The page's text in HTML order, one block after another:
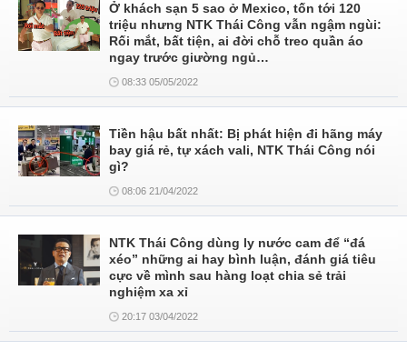
Ở khách sạn 5 sao ở Mexico, tốn tới 120
triệu nhưng NTK Thái Công vẫn ngậm ngùi:
Rối mắt, bất tiện, ai đời chỗ treo quần áo
ngay trước giường ngủ…
08:33 05/05/2022
Tiền hậu bất nhất: Bị phát hiện đi hãng máy
bay giá rẻ, tự xách vali, NTK Thái Công nói
gì?
08:06 21/04/2022
NTK Thái Công dùng ly nước cam để “đá
xéo” những ai hay bình luận, đánh giá tiêu
cực về mình sau hàng loạt chia sẻ trải
nghiệm xa xỉ
20:17 03/04/2022